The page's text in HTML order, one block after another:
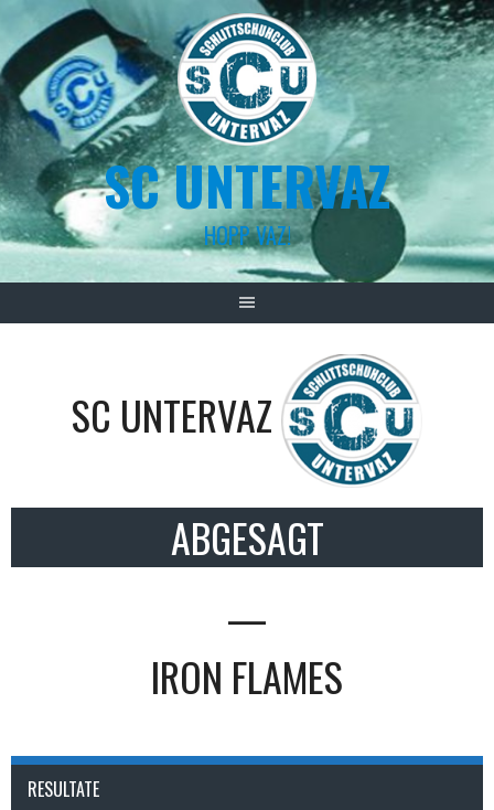
Skip
to
content
SC UNTERVAZ
HOPP VAZ!
SC UNTERVAZ
ABGESAGT
—
IRON FLAMES
RESULTATE